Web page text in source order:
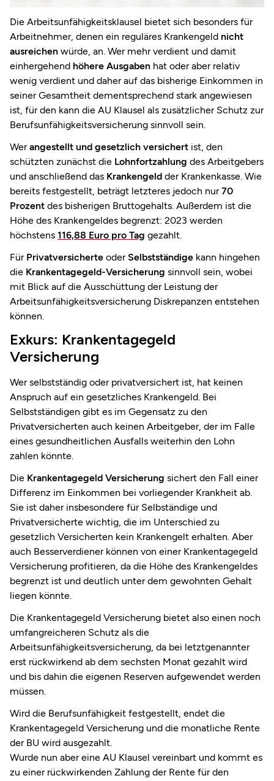
Die Arbeitsunfähigkeitsklausel bietet sich besonders für
Arbeitnehmer, denen ein reguläres Krankengeld nicht
ausreichen würde, an. Wer mehr verdient und damit
einhergehend höhere Ausgaben hat oder aber relativ
wenig verdient und daher auf das bisherige Einkommen in
seiner Gesamtheit dementsprechend stark angewiesen
ist, für den kann die AU Klausel als zusätzlicher Schutz zur
Berufsunfähigkeitsversicherung sinnvoll sein.
Werangestellt und gesetzlich versichert ist, den
schützten zunächst die Lohnfortzahlung des Arbeitgebers
und anschließend das Krankengeld der Krankenkasse. Wie
bereits festgestellt, beträgt letzteres jedoch nur70
Prozent des bisherigen Bruttogehalts. Außerdem ist die
Höhe des Krankengeldes begrenzt: 2023 werden
höchstens 116,88 Euro pro Tag gezahlt.
Für Privatversicherte oderSelbstständige kann hingehen
die Krankentagegeld-Versicherung sinnvoll sein, wobei
mit Blick auf die Ausschüttung der Leistung der
Arbeitsunfähigkeitsversicherung Diskrepanzen entstehen
können.
Exkurs: Krankentagegeld
Versicherung
Wer selbstständig oder privatversichert ist, hat keinen
Anspruch auf ein gesetzliches Krankengeld. Bei
Selbstständigen gibt es im Gegensatz zu den
Privatversicherten auch keinen Arbeitgeber, der im Falle
eines gesundheitlichen Ausfalls weiterhin den Lohn
zahlen könnte.
Die Krankentagegeld Versicherung sichert den Fall einer
Differenz im Einkommen bei vorliegender Krankheit ab.
Sie ist daher insbesondere für Selbständige und
Privatversicherte wichtig, die im Unterschied zu
gesetzlich Versicherten kein Krankengelt erhalten. Aber
auch Besserverdiener können von einer Krankentagegeld
Versicherung profitieren, da die Höhe des Krankengeldes
begrenzt ist und deutlich unter dem gewohnten Gehalt
liegen könnte.
Die Krankentagegeld Versicherung bietet also einen noch
umfangreicheren Schutz als die
Arbeitsunfähigkeitsversicherung, da bei letztgenannter
erst rückwirkend ab dem sechsten Monat gezahlt wird
und bis dahin die eigenen Reserven aufgewendet werden
müssen.
Wird die Berufsunfähigkeit festgestellt, endet die
Krankentagegeld Versicherung und die monatliche Rente
der BU wird ausgezahlt.
Wurde nun aber eine AU Klausel vereinbart und kommt es
zu einer rückwirkenden Zahlung der Rente für den